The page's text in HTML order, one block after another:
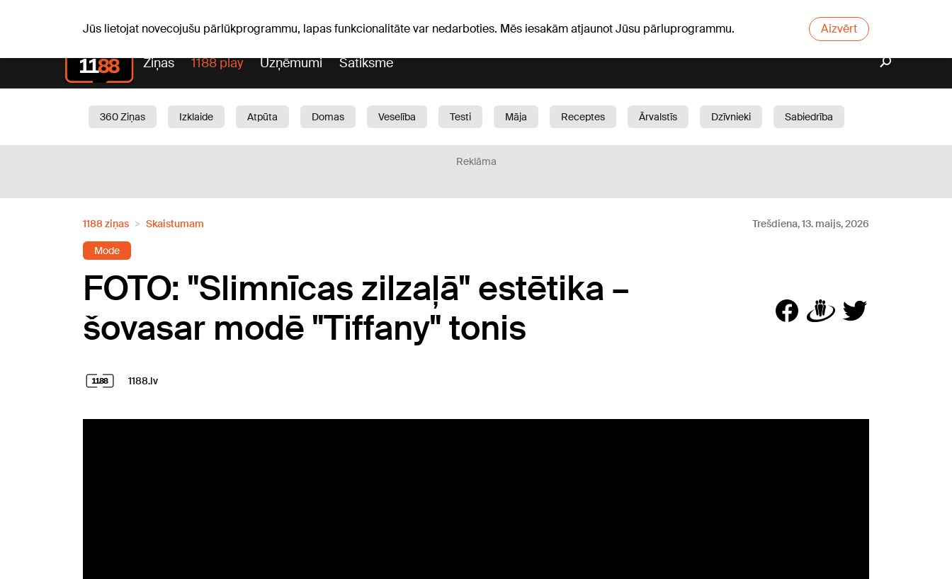
Jūs lietojat novecojušu pārlūkprogrammu, lapas funkcionalitāte var nedarboties. Mēs iesakām atjaunot Jūsu pārluprogrammu. Aizvērt
Ziņas 1188 play Uzņēmumi Satiksme
360 Ziņas Izklaide Atpūta Domas Veselība Testi Māja Receptes Ārvalstīs Dzīvnieki
Sabiedrība
Reklāma
1188 ziņas Skaistumam Trešdiena, 13. maijs, 2026
Mode
FOTO: "Slimnīcas zilzaļā" estētika –
šovasar modē "Tiffany" tonis
1188.lv